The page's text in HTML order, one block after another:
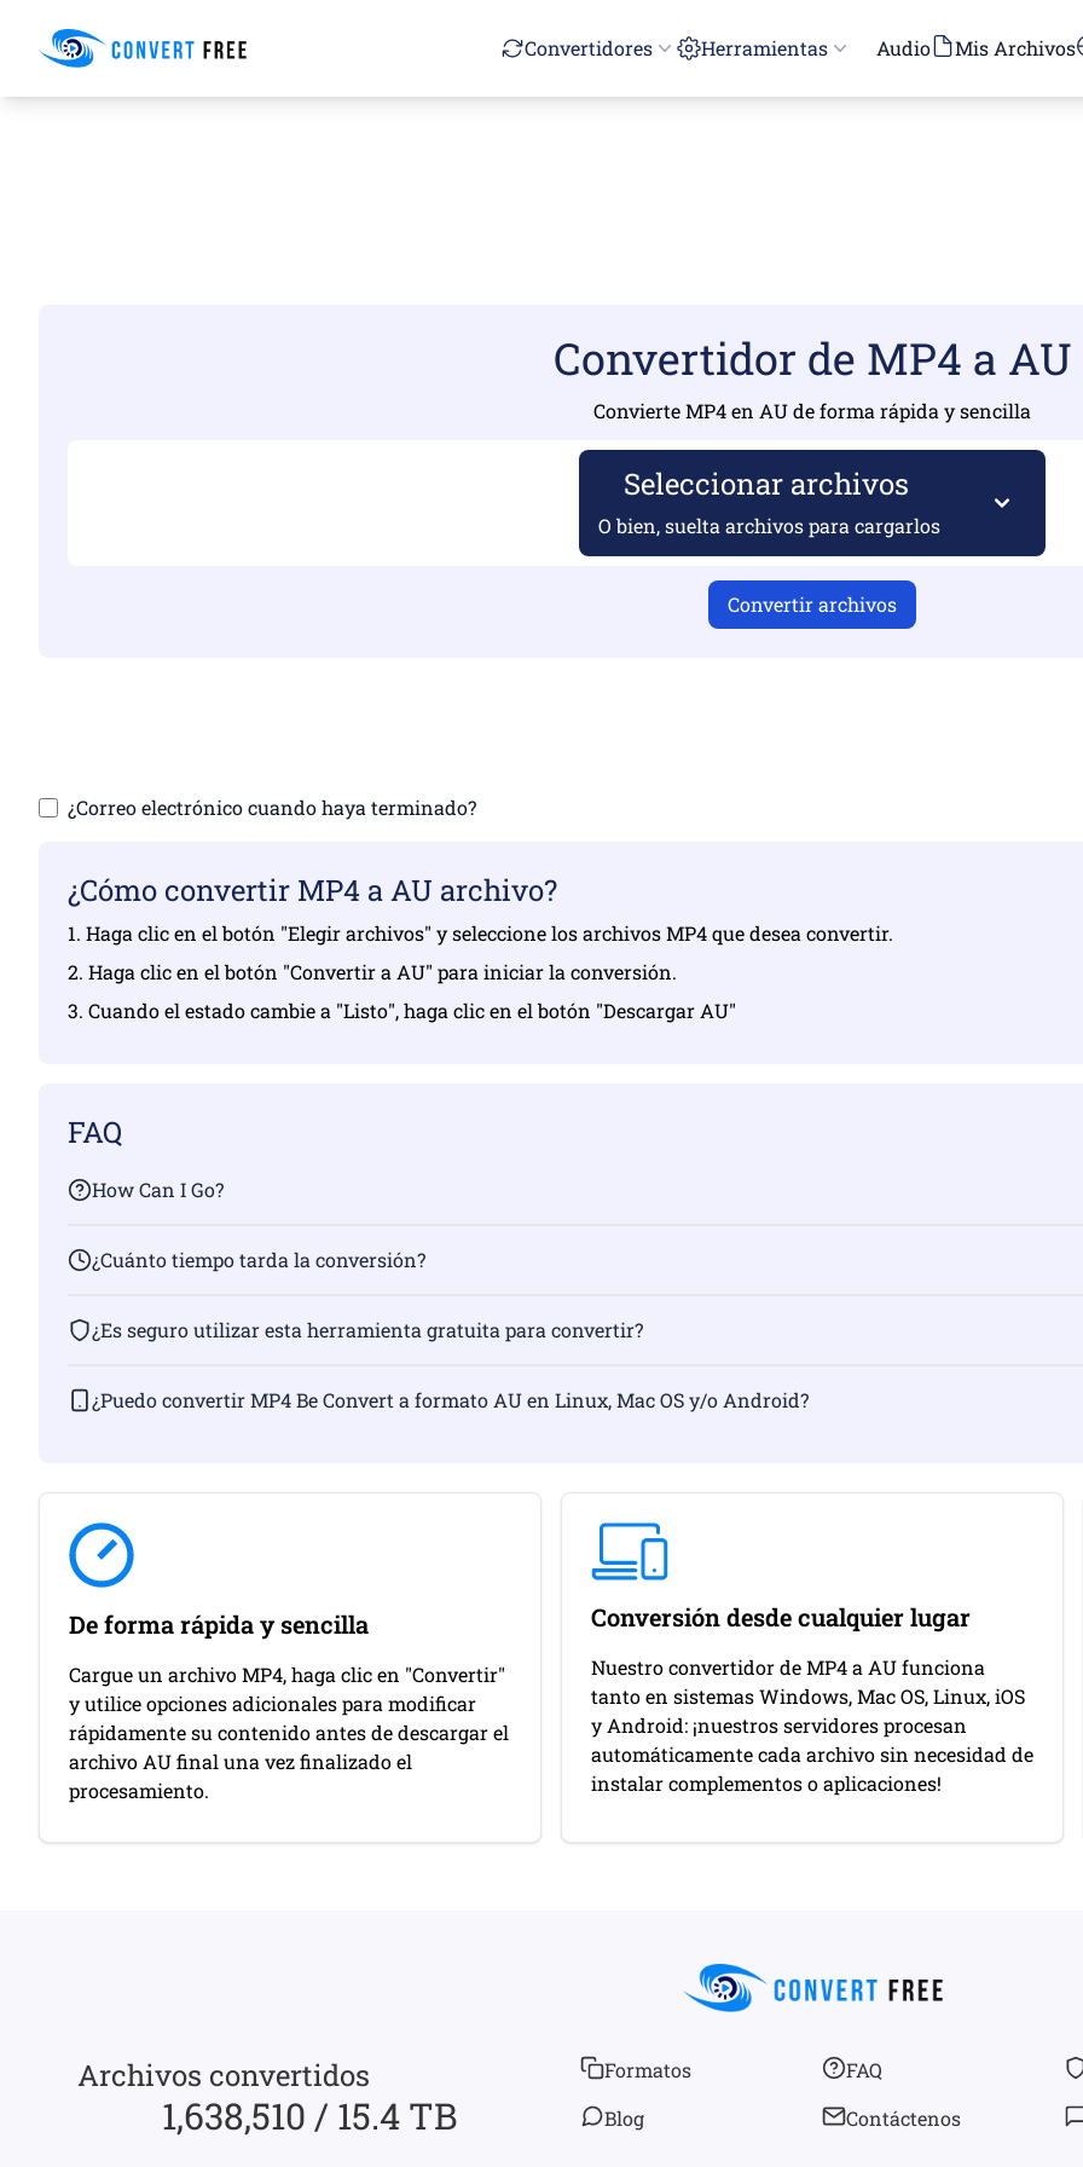
Convert Free Convertidores Herramientas Audio Mis Archivos
Convertidor de MP4 a AU
Convierte MP4 en AU de forma rápida y sencilla
Seleccionar archivos
O bien, suelta archivos para cargarlos
Convertir archivos
¿Correo electrónico cuando haya terminado?
¿Cómo convertir MP4 a AU archivo?
1. Haga clic en el botón "Elegir archivos" y seleccione los archivos MP4 que desea convertir.
2. Haga clic en el botón "Convertir a AU" para iniciar la conversión.
3. Cuando el estado cambie a "Listo", haga clic en el botón "Descargar AU"
FAQ
How Can I Go?
¿Cuánto tiempo tarda la conversión?
¿Es seguro utilizar esta herramienta gratuita para convertir?
¿Puedo convertir MP4 Be Convert a formato AU en Linux, Mac OS y/o Android?
De forma rápida y sencilla
Cargue un archivo MP4, haga clic en "Convertir"
y utilice opciones adicionales para modificar
rápidamente su contenido antes de descargar el
archivo AU final una vez finalizado el
procesamiento.
Conversión desde cualquier lugar
Nuestro convertidor de MP4 a AU funciona
tanto en sistemas Windows, Mac OS, Linux, iOS
y Android: ¡nuestros servidores procesan
automáticamente cada archivo sin necesidad de
instalar complementos o aplicaciones!
Archivos convertidos
1,638,510 / 15.4 TB
Formatos
Blog
FAQ
Contáctenos